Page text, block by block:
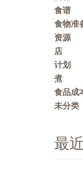
食谱
食物准
资源
店
计划
煮
食品成
未分类
最